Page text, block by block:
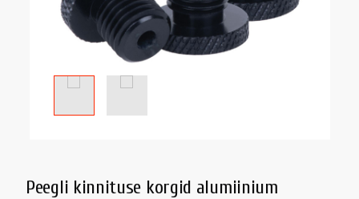
Peegli kinnituse korgid alumiinium